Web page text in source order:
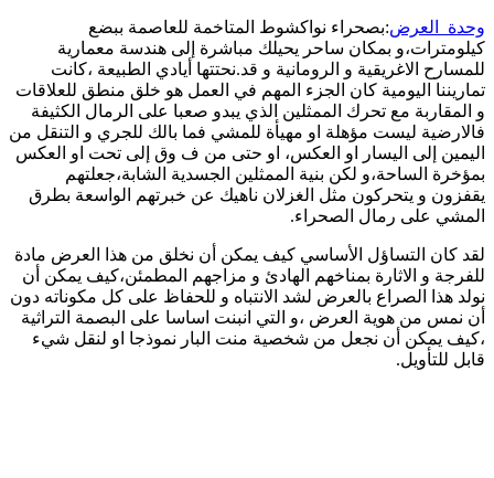
وحدة_العرض:بصحراء نواكشوط المتاخمة للعاصمة ببضع
كيلومترات،و بمكان ساحر يحيلك مباشرة إلى هندسة معمارية
للمسارح الاغريقية و الرومانية و قد.نحتتها أيادي الطبيعة ،كانت
تماريننا اليومية كان الجزء المهم في العمل هو خلق منطق للعلاقات
و المقاربة مع تحرك الممثلين الذي يبدو صعبا على الرمال الكثيفة
فالارضية ليست مؤهلة او مهيأة للمشي فما بالك للجري و التنقل من
اليمين إلى اليسار او العكس، او حتى من ف وق إلى تحت او العكس
بمؤخرة الساحة،و لكن بنية الممثلين الجسدية الشابة،جعلتهم
يقفزون و يتحركون مثل الغزلان ناهيك عن خبرتهم الواسعة بطرق
المشي على رمال الصحراء.
لقد كان التساؤل الأساسي كيف يمكن أن نخلق من هذا العرض مادة
للفرجة و الاثارة بمناخهم الهادئ و مزاجهم المطمئن،كيف يمكن أن
نولد هذا الصراع بالعرض لشد الانتباه و للحفاظ على كل مكوناته دون
أن نمس من هوية العرض ،و التي انبنت اساسا على البصمة التراثية
،كيف يمكن أن نجعل من شخصية منت البار نموذجا او لنقل شيء
قابل للتأويل.